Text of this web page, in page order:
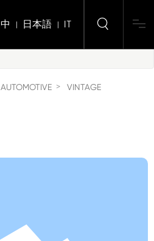
中 | 日本語 | IT
AUTOMOTIVE
VINTAGE